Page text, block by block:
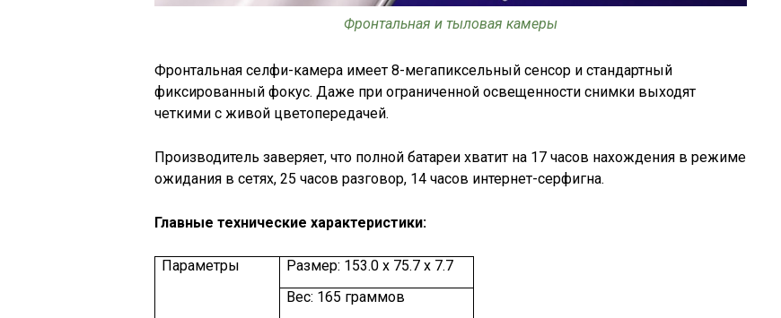
Фронтальная и тыловая камеры
Фронтальная селфи-камера имеет 8-мегапиксельный сенсор и стандартный
фиксированный фокус. Даже при ограниченной освещенности снимки выходят
четкими с живой цветопередачей.
Производитель заверяет, что полной батареи хватит на 17 часов нахождения в режиме
ожидания в сетях, 25 часов разговор, 14 часов интернет-серфигна.
Главные технические характеристики:
Параметры
Размер: 153.0 х 75.7 х 7.7
Вес: 165 граммов